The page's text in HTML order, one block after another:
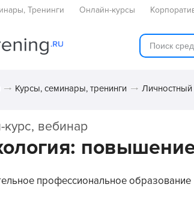
Тренинги Онлайн-курсы
Курсы, семинары, тренинги Личностный
вебинар
профессиональное образование